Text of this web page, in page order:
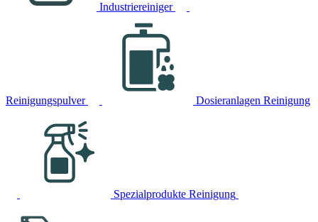
Industriereiniger
Reinigungspulver Dosieranlagen Reinigung
Spezialprodukte Reinigung